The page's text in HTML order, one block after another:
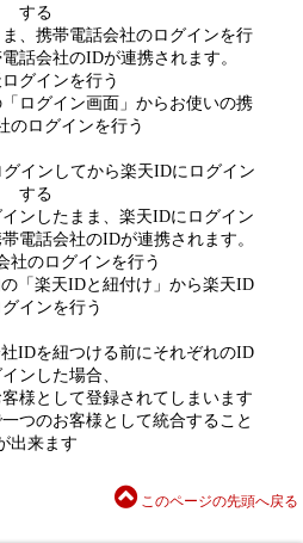
する
、携帯電話会社のログインを行
話会社のIDが連携されます。
ログインを行う
ログイン画面」からお使いの携
のログインを行う
インしてから楽天IDにログイン
する
ンしたまま、楽天IDにログイン
電話会社のIDが連携されます。
社のログインを行う
「楽天IDと紐付け」から楽天ID
インを行う
IDを紐つける前にそれぞれのID
ンした場合、
様として登録されてしまいます
つのお客様として統合すること
出来ます
このページの先頭へ戻る